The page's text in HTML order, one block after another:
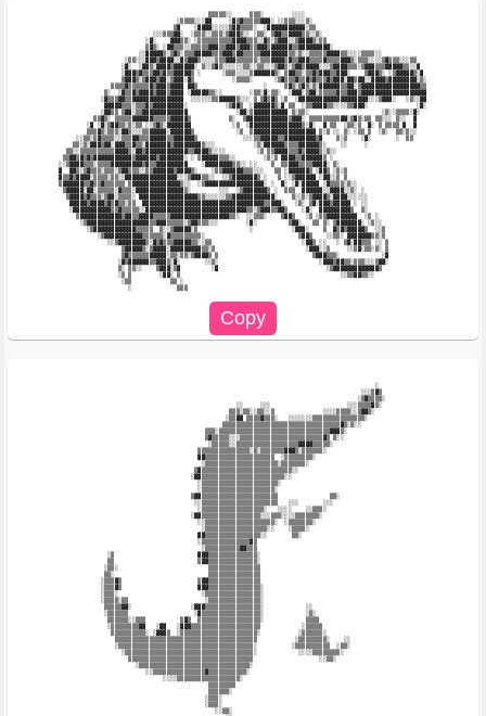
                                           ▒▒▒▒▒░░     ▒▒▒░        ░░░░
                                  ░▒▒▒▒░░░▓▓     ░▓▒▓▒▒▒▒▒▓▓▓░ ░░▒▒▒░░░▒░
                                 ▒▓    ░▓▓▓▓░░░░░▒▓▓▒▒▒▒░  ░▓▓▓▓▓▓▓▓▓▓▓░▒▒
                           ░░░▒▒▒▓▓░  ░▒▒▒░░▒▒▒░▒▓▓▓▒░░ ░▒▒░ ▒▓▓▒▒▓▓▓▓▒▒░░▒░
                         ░▓░    ▓▓▓▒▒░ ░▒▒▒▒▒▒▒▒▒▒▓▓▓▓▒▒▒░░▓▒░▒▓▓▓░░▒▓▓▓▓▒░▒▒
                         ▒▓▒░ ░▓▓▒▒▒░░▒▒▒▒▒▓▓▓▒▒▓▓▓▒▓▓▓▒▒▓▓▓▒▓▓▓▓▓▓▒▒▓▓▓▓▓▓▓▓▓░
                       ░░▓▓▓▓▓▒░▒▓▒░▒▒▒▓▓▓▓▓▒▒▒▓▓▓▒▓▓▒▒▒▒▒▓▓▓▓▓▓▓▓▒▒░▒░░▒▒▒▒▒▓▓▓▓▒▒░░░░▒▒▒▒░░
                   ░▒▒░░░▓▓▓▒▓▓▓▓░░▓▒▓▓▓▒░░░░▒▒▒▓▓▓▒▒▒▒▒▒░▒▒▒▓▓▓▓▒▓▒▒▓▓▓▒▒▒▒▓▒▒▒▒▓▓▓▒░▒▒▒░░░░▒▓▒▒▒░░░▒▒
                  ░▓░  ░▓▓▒░▓▓▓▓▒▓▓▓▓▓▓░ ▒░░▒▓▒░░░░░░▒▒░░▒▒░░░▒▓▓▒░▒▓▓▒▓▓▓▓░░░▒▓▓▓▓▒▒▒░▒▓▓▓▒▒▒▓▓▓▓▓▒▒░░▓
                  ░▓▓▓▒▓▒▒▒▓▓▒▓▒▒▓▓▓▓▓▒ ░      ░▒▒▒░░░░▒▓▓▓▓▓▓▒░ ▒▓▓▒▒░▒▒▓▒▓▓▓▒▒▓▓▓░    ▒▓▓▓▒░ ░▒▓▓▓▓▓▒░▓
                  ▒▓▓▓▒░▒▓▓▓▒▓▓░▒▓▓▓░▓▒           ░▒▒▒▒░      ░▒▓▒▒▒▓▒▒▓▒▓▒▒▒▓▒▓▓▓░▓▓▒▓▓░░▓▓▓▓▒▓▓▓▓▓▓▓▓░▒░
               ▒▒▒▒▓▒▒▒▒▒▒▓▒▓▓▓▒▓▓▓▓ ▓▓▒                   ░     ▒▓▒░▒▓▒░▒░▓▓▓▓▓▓▒▒▓▓░▒▓▓▓▓▓▓▓▓▓▓▓▓▓▓▓▓▓▒▒
             ▒░  ░▓▒▒▓▒▓▓▓▓▒▓▓▓▒▓▓▓▓ ░▓▓▓▓▓▒▒░░        ░▒▒░▓░▒▒░  ░▓▓▓░▒▓▓░▒▒▒▒▒▓▒▒▓▓▓▒▓▓▓▓▓▓▓▓▓▓▓▓▓▓▓▓▓▓▓
            ░▓▒▒▒▓▓▒▒▓▓▓▓▓▓▓▓▓▓▓▓▓▓▓  ░░░░░░▒▒▓▓▓▓▓▒░░░ ▒ ▒▓▒▓▒ ░▒  ░▓▓▓▓▓▓▓▓▓▓▓▓▓▓▓▓▓▓▓▓░░░▒▓▓▓░   ░▒░░▓▓
             ▓▓▓▓▓▒▒▒░▒▒▒▓▒▓▓▓▓▓▓▓▓▓░           ░▒▓▓▒  ░▓▓▓▓▓▓▒░▓ ▒▒  ░▒▒▓▓▓▓▒▒░░░░▒▒▓▓▓░              ░▓░
            ░▓▓▒▒ ▒▓▓░▒▒▓▓▓▓▓▓▓▓▓▓▓▓▓              ░▓▓░▒▓▓▓▓▓▓▓▓▓▓ ▒░▒▒░                     ░▒░░▒▒▒▒░▓░
          ▒▒▓▒░ ▒▒▒▒▒▓▓▓▓▓▓▒▒▒▒▒▓▓▓▓▓▒           ▒░  ▒▓▓▓▓▓▓▓▓▓▓▓▓▒▓▓▓░ ▒▒▒▒▒▒▒▒▒▓▓░▒▓▒░▒▒ ▒▒░░░ ▒░░  ▓
        ░▓ ░▓░▒▓▓▒▒░▒░▒▒ ░░▒▓▒░▓▓▓▓▓▓▓            ░▒  ░▓▓▓▓▓▓▓▓▓▓▓▓▓▓▓▒░▓░  ▓ ▒▒  ░▒▒░▒  ▓░ ▒ ▒▒▒▒ ▓  ▓
        ▒▒▒▓▒░▒▒▒░▓▓▒░░░▒▒▓▓▓▓▓░▓▓▓▓▓▓▒            ░▒  ▒▓▓▓▓▓▓▓▓▓▓▓▓▓▓▓▓▓▓ ▒░▒ ░░ ▒░ ░▒▒ ▒  ░▒░  ▒▒░▒░░
     ░░▒▒░▒▓▒▒▒▒░░▒▒▒▓▓▒▒▒▓▓▓▓▓▒▒▓▓▓▓▓▓▒             ░░░▒▒▓▓▓▓▓▒▒▓▓▓▓▓▓▓▓▓▒▓    ▒░▒    ░▓░       ░  ▒▒
    ▒▒░▒░▓▓▓▒▓▓░▓▓▓▒▒▓▒▒░▓▓▓▓▓▓▓▒▓▓▓▓▓▓▓▓▒░░░           ░▒░▓▓▓▓▓▓▒▒▒▒▓▓▓▓▓▓▒░    ░░     ░
  ▒▒░░▒▒▒▒▒▒▒▒▒▒▓▓▓▓▒░▓▓▒▓▓▓▓▓▓▓▓▓▓▓▓▒▒▓▓▓▓▒░░░░         ░▒ ▒▒▓▓▓▓▒▒▒▓▒▓▓▓▓▒░▒░░
▒▒▓▓▒▓▒▓▒▓▓▓▓▓▓▓▓▓▓▓▒▓▓▓▓▓▓▒▓▓▓▓▓▓▓░ ░ ▒▓▓▓▓▓▒▒▒░░        ░▒░▒ ▓▓▓▓▒▒▓▓▓▓▓▓▒ ░
░░▒▓▓▓▓▒▒▒░▒▒▒▒▓▓▓▓▓▓▓▓▓▒▓▒▒▓▓▓▓▓▓▓▓▓    ░▓▓▓▓▓▓▓▓▒▒░░ ░░    ▒  ▒▒▓▓▓▒▒▒▒▓▓▓▓░ ▒░
▓  ▓▓▒░▒▓▒▒▒░▒▒▒░▒▓▓▒▒▒░░▒▒▓▓▓▓▓▓▒▓▓▓▓▒░    ░▒▒▓▓▓▓▓▓▒▒▒░░░   ▒▒ ░▓▓▓▓▓▓▒ ░▓▓▒ ░▒░▒
▓▒▒▓▒▓▓▓▓░▒▒▒▒░▒▒░░▓▓▓▓▓▓▓▓▓▓▓▓▓▓▓░░░▒▓▓▓▒▒░░  ░░▒▓▓▓▓▓▓▓▒ ░   ▒ ░░▒▓▓▓▓▓▓ ░▓▓░░▒ ▒
▒▓▓▓▓▓▓▒▒▓▒▒▓▒▒▒▒▒▒ ▒▓▓▓▓▓▓▓▓▓▓▓▓▓▓▒░░  ░▒▓▓▓▓▓▓▓▓▓▓▓▓▓▓▓▓▓░ ░  ▓░ ░▓░▓▓▓▓▓ ░▓▒▒▒▒░▒░░
▒▓▓▓▓▓░▓▓░▒▒▒▒▒░▓▒▒▒░▓▓▓▓▓▓▓▓▓▓▓▓▓▓▒░        ░░░  ░▒▓▓▓▓▓▓▓▒ ░  ▒▒▒  ▓▓▓▓▓▓░░▓▓▓▓░░▒░ ░
  ▒▓▓▓▓▒▓▒▒▒░▒▓▓░▒▒▒▒░ ▓▓▓▓▓▓▓▓▓▓▓▓▓▓▓▓▓▒▒░░░░░░▒▒▓▓▓▓▓▓▓▓▓▓▓▓░    ▒░░▒░▒▓▓▓▓▒░▓▓▓▓░░░░░░
   ▓▓▓▓▓▒▓▓▓▓▒▓▒▓▒▒░▒▒  ▓▓▓▓▓▓▓▓▓▓▓▓▓▓▓▓▓▓▓▓▓▓▓▓▓▓▓▓▓▓▓▓▓▓▓▒▒▓▓▓░   ░▒░ ▒▓░▓▓▓▒▓▓▓▓▓ ░ ░░
   ░▓▓▓▓▓▓▓▓▓▓▓▒▒▓▒▒▒▒▒░░▓▓▓▓▓▓▓▓▓▓▓▓▓▓▓▓▓▓▓▓▓▓▓▓▓▓▓▓▓▒▒░▒▓▓▓▒▒▓▓▒    ░▓░  ▓▓▓▓▓▓▓▓▓▒  ▒░
     ▒▓▓▓▓▓▓▓▓▓▓▓▓▒▓▓▒▒▓▓▓▓▒▒▒▒▒▓▓▓▓▓▓▓▓▓▓▓▓▓▓▓▓▓▒▒░  ░░▒▒▒░    ▒▓▓▒   ░▒ ░▒▒▓▓▓▓▓▓▓▓▓  ░▒ ░
      ░▒▓▓▓▓▓▓▓▓▓▓▓▓▓▓▓▓▓▓▒▒▓▓▓▒▒▒▒▒░▒▓▓▒▒▒░░░        ░▓░         ▒▓▓░   ▒▒ ▒░ ▒▓▓▓▓▓▓▓░ ░▒░░
        ░▒▓▓▓▓▓▓▓▓▓▓▓▓▒▒▒▒▒  ▒░░▒▓▓▓▓▓░▒               ░           ░▓▓▓░    ▒  ▓▒▓▒▓▓▓▓▓▒  ░░▒
           ░▒▓▓▓▓▓▓▓▓▓▓▓▒▒▒▒▒▒░▓▒▒▒▒▒▒▒▒▒░                           ▒▓▓▒    ░░▒▒░ ▓▓▓▓▓▓▓▒▒░▒
              ░░▒▓▓▓▓▓▓▓▓▒░▓▒▓▒▒▒▓▓▓▓▓▒▒░░▒▒                          ░▓▓▒ ░░   ░ ▒▓░▓▓▒▒▒ ░░ ▒
                  ▒▓▓▓▓▓▒░▒▓▓▓▓░▓▓▓▓▓▓▓▓▓▒▒░▒                          ░▓▓▓░░▒     ░░▒▓░▒▒░▒░ ▒
                  ▒▓▒▒▒▒▒▒▓▓▓▓▓░▒▒░▒▒░▒▓▓▓▓▒ ▒                           ▒▓▓▓▒▒▒░            ░▓
                 ░▓▒▓▓▓▓▓▓▒▒▓▓▓▒░▓░       ░░▒░                             ░▓▓▓▒▓▓▒▒░▒▒▒░░░▒▓▓░
                 ▒░ ▒▒░░    ▒▓▓▓░▒▓         ░▓                               ░▒▓▓▓▓▓▓▓▓▓▓▓▓▓▒
                 ░▒ ▒        ░▓▓░ ▒                                              ░░▒▒▓▓▒▒░░
                  ░▒▒           ▒▒ ░
                                                                                           ░
                                                                                       ░░░▒▓▒
                                                                                      ░▒▓▒▒▒▒░
                                                   ░░     ░░░                      ░░░▒▒▒▒▓▒░
                                                 ▒▒▒░▒▒░░▒▒░░▒              ░░░░▒▒▒▒░░▒▓▓▒░
                                                ░▒▒▓▓ ▒▒▒▒▓▒▒▒░   ░░░░░░░▒▒▒▒▒▒▒▒▒▒▒▒▒▒▒░
                                               ▒▒▒▒▒▒▒▒▒▒▒▒▒▒▒▒▒▒▒▒▒▒▒▒▒▒▒▒▒▒▒▒▒▒▓▒░▒░░
                                          ▒▒▒░▒▒▒▒▒▒▒▒▒▒▒▒▒▒▒▒▒▒▒▒▒▒▒▒▒▒▒▒▒▒▒▒▓▓▓▒░
                                          ▒▓▒▒▒▒▒░░░▒▒▒▒▒▒▒▒▒▒▒▒▒▒▒▒▒▒▒▒▒▒▒▒▓▒ ▒░░
                                           ░▒▒▒▒▒░░▒▒▒▒▒▒▒▒▒▒▒▒▒▒▒▒▒▒▓▓▓▓▒▒▒▒▒░
                                        ▒▒▒▒▒▒▒▒▒▒▒▒▒▒▒░▒░▒▒▒▒▒▒▒▓▓▓▒░▒▒▒▒▒▒░
                                        ▓▓▒▒▒▒▒▒▒▒▒▒▒▒▒▒▒▒▒▒▒▒  ░▒▒▒▒▒▒▒▒░
                                         ░▒▒▒▒▒▒▒▒▒▒▒▒▒▒▒▒▒▒▒▒▒░▒▒▒▒▒▒▒░
                                       ▒▓▒▒▒▒▒▒▒▒▒▒▒▒▒▒▒▒▒▒▒▒▒▒▒▒▒▒░░
                                      ░▓▓▒▒▒▒▒▒▒▒▒▒▒▒▒▒▒▒▒▒▒▒▒▒▒▒░░
                                        ░▒▒▒▒▒▒▒▒▒▒▒▒▒▒▒▒▒▒▒▒▒▒░
                                        ░▒▒▒▒▒▒▒▒▒▒▒▒▒▒▒▒▒▒▒▒▒░
                                      ▒▓▓▒▒▒▒▒▒▒▒▒▒▒▒▒▒▒▒▒▒▒▒▒▒               ▒▒░
                                       ░░▒▒▒▒▒▒▒▒▒▒▒▒▒▒▒▒▒▒▒▒▒▒   ░░░       ░░░
                                        ░▒▒▒▒▒▒▒▒▒▒▒▒▒▒▒▒▒▒░   ░░░░    ░░▒▒▒░
                                      ░▓▓▒▒▒▒▒▒▒▒▒▒▒▒▒▒▒▒▒░░░▒▒▒░░░░▒▒▒▒▒▒▒░
                                        ░░▒▒▒▒▒▒▒▒▒▒▒▒▒▒▒▒▒▒▒▒░  ░▒▒▒▒▒▒▒░
                                         ░▒▒▒▒▒▒▒▒▒▒▒▒▒▒▒▒▒▒░░    ░▒▒▒▒░
                                        ▓▓▒▒▒▒▒▒▒▒▒▒▒▒▒▒▒▒░░       ▒▒░
                                        ░▒▒▒▒▒▒▒▒▒▒▒▒▒▒▓▒
                                         ░▒▒▒▒▒▒▒▒▒▒▓▓▒▒▒
              ░▒                        ▓▓▓▒▒▒▒▒▒▒▒▒▒▒▒▒▒░
              ▒▒                        ▒▓▓▒▒▒▒▒▒▒▒▒▒▒▒▒▒░
             ░▒▒░                          ▒▒▒▒▒▒▒▒▒▒▒▒▒▒▒
             ▒▒░                           ▒▒▒▒▒▒▒▒▒▒▒▒▒▒▒
            ░▒▒▒▓▒                      ▒▓▓▒▒▒▒▒▒▒▒▒▒▒▒▒▒▒
            ░▒▒▒▓▒                      ▓▓▓▒▒▒▒▒▒▒▒▒▒▒▒▒▒▒░
            ░▒▒▒░                        ░▒▒▒▒▒▒▒▒▒▒▒▒▒▒▒▒░
            ░▒▒▒▒░▒▒                      ░▒▒▒▒▒▒▒▒▒▒▒▒▒▒▒░
             ▒▒▒▒▒▓▓░                 ░▓▓▓▒▒▒▒▒▒▒▒▒▒▒▒▒▒▒▒░            ░░
             ░▒▒▒▒▒▒                   ░▓▒▒▒▒▒▒▒▒▒▒▒▒▒▒▒▒▒░            ░▒░
              ▒▒▒▒▒▒░░▒▒▒          ▒▓▒  ▒▒▒▒▒▒▒▒▒▒▒▒▒▒▒▒▒▒░            ▒▒▒▒
              ░▒▒▒▒▒▒▒▒▓▓   ░▓▓   ░▓▓▓▒▒▒▒▒▒▒▒▒▒▒▒▒▒▒▒▒▒▒▒            ░▒▒▒▒▒
               ▒▒▒▒▒▒▒▒▒▒░ ░▓▓▓▒  ░▒▒▒▒▒▒▒▒▒▒▒▒▒▒▒▒▒▒▒▒▒▒░           ░▒▒▒▒▒▒░
                ▒▒▒▒▒▒▒▒▒▒▒▒▒▒▒▒▒▒▒▒▒▒▒▒▒▒▒▒▒▒▒▒▒▒▒▒▒▒▒▒▒           ░▒▒▒▒▒▒▒▒░    ░░
                ░▒▒▒▒▒▒▒▒▒▒▒▒▒▒▒▒▒▒▒▒▒▒▒▒▒▒▒▒▒▒▒▒▒▒▒▒▒▒▒░          ░▒▒▒▒▒▒▒▒▒▒  ░▒▒░
                  ░▒▒▒▒▒▒▒▒▒▒▒▒▒▒▒▒▒▒▒▒▒▒▒▒▒▒▒▒▒▒▒▒▒▒▒▒▒░            ░░░░▒▒▒▒▒▒▒▒░
                    ▒▒▒▒▒▒▒▒▒▒▒▒▒▒▒▒▒▒▒▒▒▒▒▒▒▒▒▒▒▒▒▒▒▒▒▒                   ░░▒▒░
                      ░▒▒▒▒▒▒▒▒▒▒▒▒▒▒▒▒▒▒▒▒▒▒▒▒▒▒▒▒▒▒▒▒░
                         ░░▒▒▒▒▒▒▒▒▒▒▒▒▒▒▒▓▒▒▒▒▒▒▒▒▒▒▒░
                              ░░░░▒▒▒▒▒▒▒▒▒▒▒▒▒▒▒▒▒▒░
                                           ▒▒▒▒▒▒▒▒
                                           ▒▒▒▒▒▒░
                                          ░▒▒▒░
                                          ░▒▒▒░
                                             ░░▒▒░